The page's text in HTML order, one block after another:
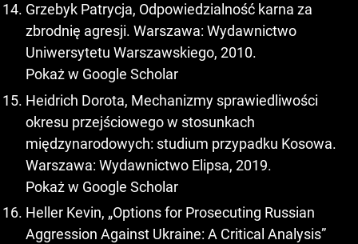
Grzebyk Patrycja, Odpowiedzialność karna za
zbrodnię agresji. Warszawa: Wydawnictwo
Uniwersytetu Warszawskiego, 2010.
Pokaż w Google Scholar
Heidrich Dorota, Mechanizmy sprawiedliwości
okresu przejściowego w stosunkach
międzynarodowych: studium przypadku Kosowa.
Warszawa: Wydawnictwo Elipsa, 2019.
Pokaż w Google Scholar
Heller Kevin, „Options for Prosecuting Russian
Aggression Against Ukraine: A Critical Analysis”